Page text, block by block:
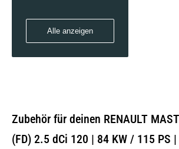
Alle anzeigen
Zubehör für deinen RENAULT
(FD) 2.5 dCi 120 | 84 KW / 115 PS